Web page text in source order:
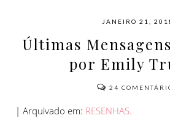
JANEIRO 21,
Últimas
por Emily
24
| Arquivado em: RESENHAS.